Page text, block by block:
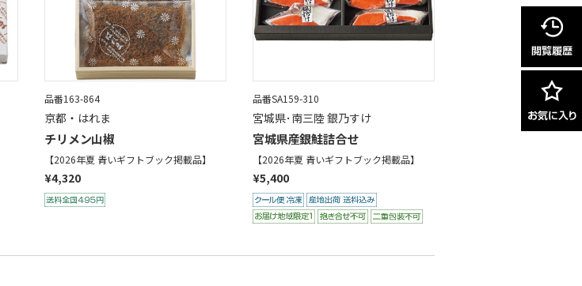
品番163-864
京都・はれま
チリメン山椒
【2026年夏 青いギフトブック掲載品】
¥4,320
品番SA159-310
宮城県･南三陸 銀乃すけ
宮城県産銀鮭詰合せ
【2026年夏 青いギフトブック掲載品】
¥5,400